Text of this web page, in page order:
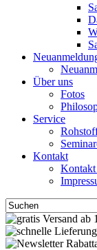
Über uns
Fotos
Service
Kontakt